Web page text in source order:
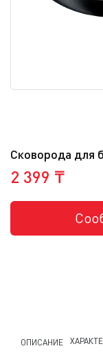
Сковорода для
2 399 ₸
ОПИСАНИЕ